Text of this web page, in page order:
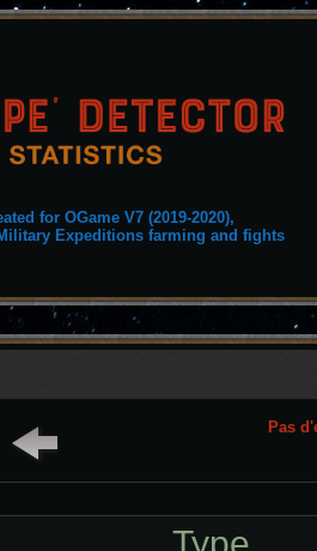
for OGame V7 (2019-2020),
Expeditions farming and fights
Pas